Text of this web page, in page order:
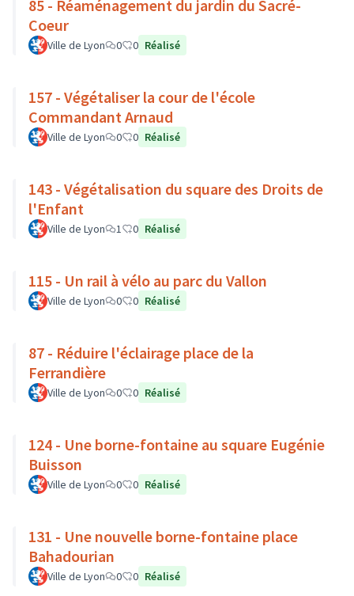
85 - Réaménagement du jardin du Sacré-
Coeur
Ville de Lyon 0 0 Réalisé
157 - Végétaliser la cour de l'école
Commandant Arnaud
Ville de Lyon 0 0 Réalisé
143 - Végétalisation du square des Droits de
l'Enfant
Ville de Lyon 1 0 Réalisé
115 - Un rail à vélo au parc du Vallon
Ville de Lyon 0 0 Réalisé
87 - Réduire l'éclairage place de la
Ferrandière
Ville de Lyon 0 0 Réalisé
124 - Une borne-fontaine au square Eugénie
Buisson
Ville de Lyon 0 0 Réalisé
131 - Une nouvelle borne-fontaine place
Bahadourian
Ville de Lyon 0 0 Réalisé